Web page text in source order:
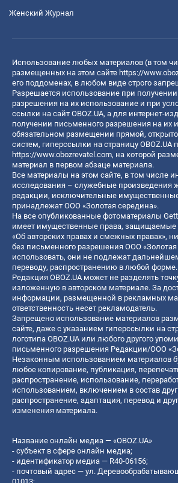
Женский Журнал
Использование любых материалов (в том
размещенных на этом сайте https://
его поддоменах, в любом виде строго
Разрешается использование при
разрешения на их использование и при
ссылки на сайт OBOZ.UA, а для интернет-
получении письменного разрешения на их
обязательном размещении прямой,
систем, гиперссылки на страницу OBOZ.UA
https://www.obozrevatel.com, на которой
материал в первом абзаце материала.
Все материалы на этом сайте, в том числе
исследования – служебные произведения
редакции, исключительные
принадлежат ООО «Золотая середина».
На все опубликованные фотоматериалы
имеет имущественные права, защищаемые
«Об авторских правах и смежных правах»,
без письменного разрешения ООО «Золотая
использовать, они не подлежат
переводу, распространению в любой форме.
Редакция OBOZ.UA может не разделять
изложенную в авторском материале. За
информации, размещенной в рекламных
ответственность несет рекламодатель.
Запрещено использование материалов
сайте, даже с указанием гиперссылки на
логотипа OBOZ.UA или любого другого
письменного разрешения Редакции/ООО
Незаконным использованием материалов
любое копирование, публикация,
распространение, использование,
использованием, включением в состав
распространение, адаптация, перевод и
изменения материала.
Название онлайн медиа — «OBOZ.UA»
- субъект в сфере онлайн медиа;
- идентификатор медиа — R40-06156;
- почтовый адрес — ул.